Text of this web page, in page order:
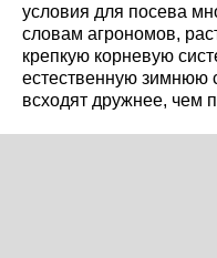
условия для посева
словам агрономов,
крепкую корневую
естественную зимнюю
всходят дружнее, чем